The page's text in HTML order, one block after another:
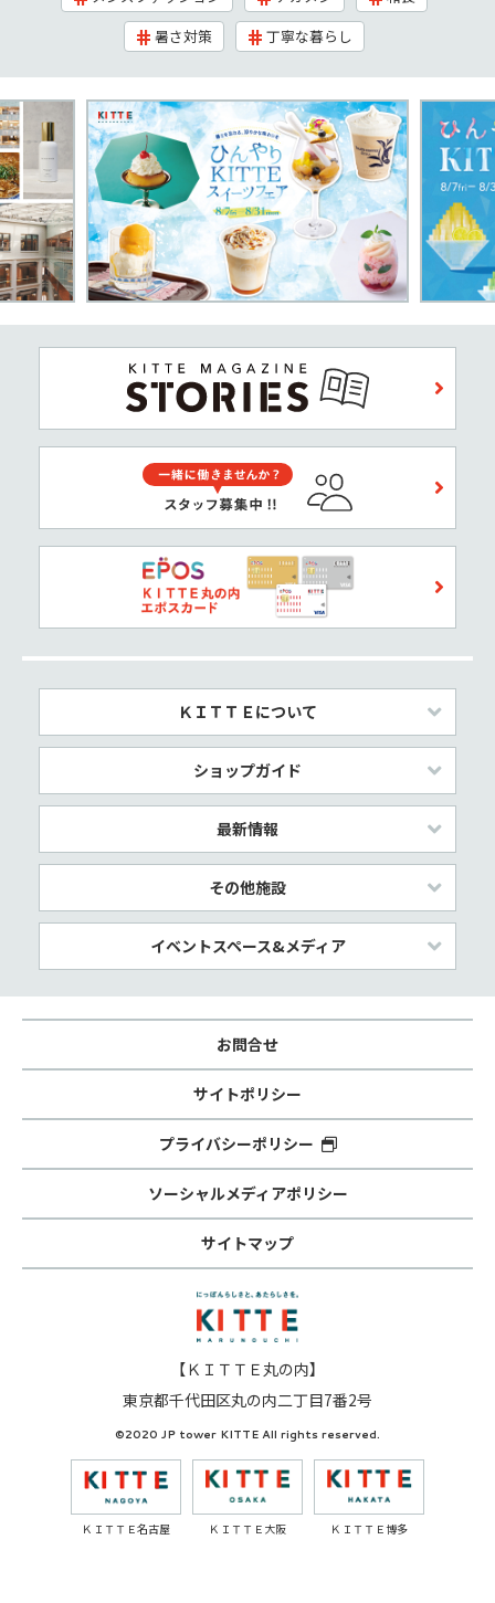
暑さ対策
丁寧な暮らし
ＫＩＴＴＥについて
ショップガイド
最新情報
その他施設
イベントスペース&メディア
お問合せ
サイトポリシー
プライバシーポリシー
ソーシャルメディアポリシー
サイトマップ
【ＫＩＴＴＥ丸の内】
東京都千代田区丸の内二丁目7番2号
©2020 JP tower KITTE All rights reserved.
ＫＩＴＴＥ名古屋 ＫＩＴＴＥ大阪 ＫＩＴＴＥ博多